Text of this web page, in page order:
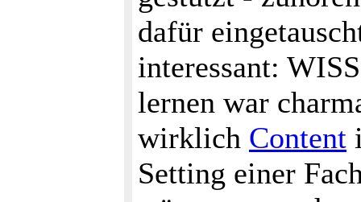
dafür
interessant:
lernen war
wirklich Content
Setting einer